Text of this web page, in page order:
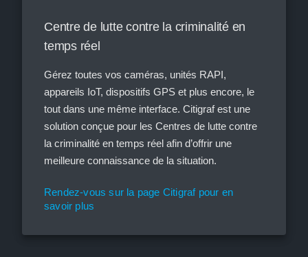
Centre de lutte contre la criminalité en
temps réel
Gérez toutes vos caméras, unités RAPI,
appareils IoT, dispositifs GPS et plus encore, le
tout dans une même interface. Citigraf est une
solution conçue pour les Centres de lutte contre
la criminalité en temps réel afin d’offrir une
meilleure connaissance de la situation.
Rendez-vous sur la page Citigraf pour en
savoir plus